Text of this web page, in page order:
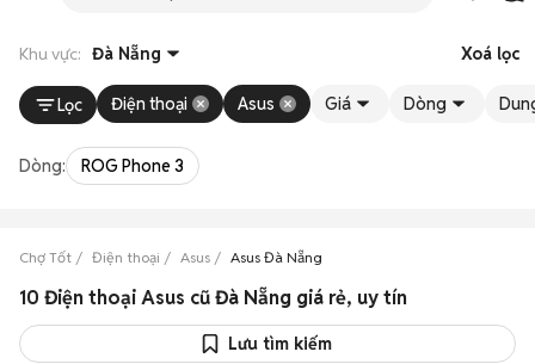
Khu vực: Đà Nẵng Xoá lọc
Lọc Điện thoại Asus Giá Dòng
Dòng: ROG Phone 3
Chợ Tốt Điện thoại Asus Asus Đà Nẵng
10 Điện thoại Asus cũ Đà Nẵng giá rẻ, uy tín
Lưu tìm kiếm